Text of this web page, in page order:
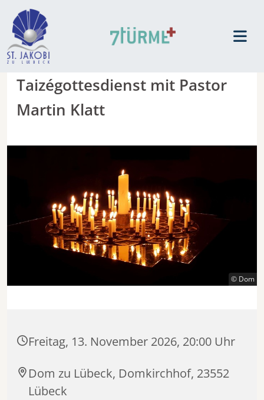
Taizégottesdienst mit Pastor
Martin Klatt
© Dom
Freitag, 13. November 2026, 20:00 Uhr
Dom zu Lübeck, Domkirchhof, 23552
Lübeck